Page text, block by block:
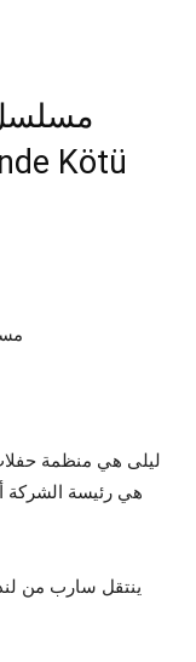
ليلى هي منظمة
هي رئيسة الشركة
ينتقل سارب من